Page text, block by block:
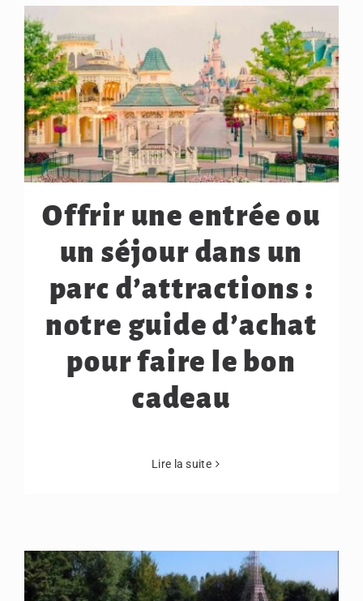
Offrir une entrée ou
un séjour dans un
parc d’attractions :
notre guide d’achat
pour faire le bon
cadeau
Lire la suite